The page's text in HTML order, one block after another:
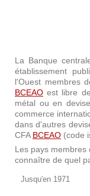
La Banque
établissement
l'Ouest membres
BCEAO est libre
métal ou en
commerce
dans d'autres
CFA BCEAO (code
Les pays membres
connaître de quel
Jusqu'en 1971